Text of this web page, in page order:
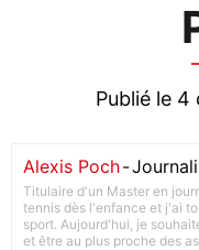
Publié le 4
Alexis Poch-
Titulaire d'un Master en
tennis dès l'enfance et j'ai
sport. Aujourd'hui, je
et être au plus proche des